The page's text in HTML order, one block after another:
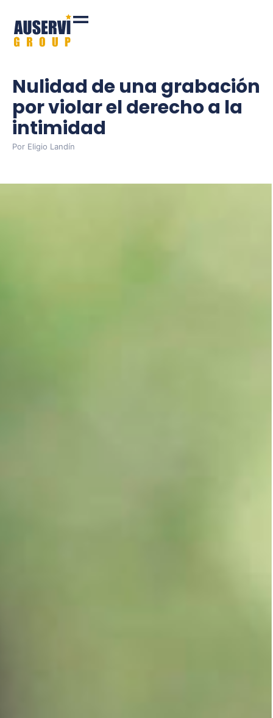
Nulidad de una grabación
por violar el derecho a la
intimidad
Por Eligio Landín